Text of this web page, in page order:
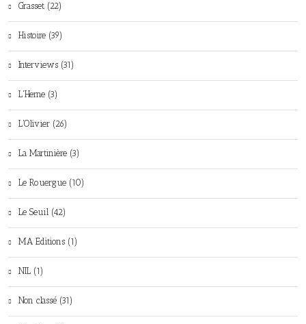
Grasset (22)
Histoire (39)
Interviews (31)
L'Herne (3)
L'Olivier (26)
La Martinière (3)
Le Rouergue (10)
Le Seuil (42)
MA Editions (1)
NIL (1)
Non classé (31)